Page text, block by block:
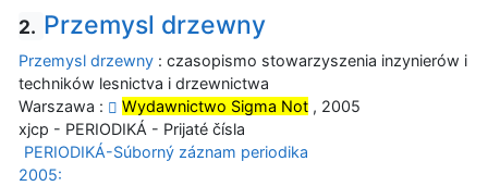
2. Przemysl drzewny
Przemysl drzewny : czasopismo stowarzyszenia inzynierów i
techników lesnictva i drzewnictwa
Warszawa :
Wydawnictwo Sigma Not , 2005
xjcp - PERIODIKÁ - Prijaté čísla
PERIODIKÁ-Súborný záznam periodika
2005: